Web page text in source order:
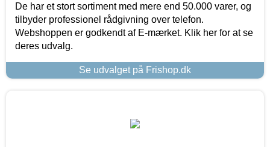
De har et stort sortiment med mere end 50.000 varer, og
tilbyder professionel rådgivning over telefon.
Webshoppen er godkendt af E-mærket. Klik her for at se
deres udvalg.
Se udvalget på Frishop.dk